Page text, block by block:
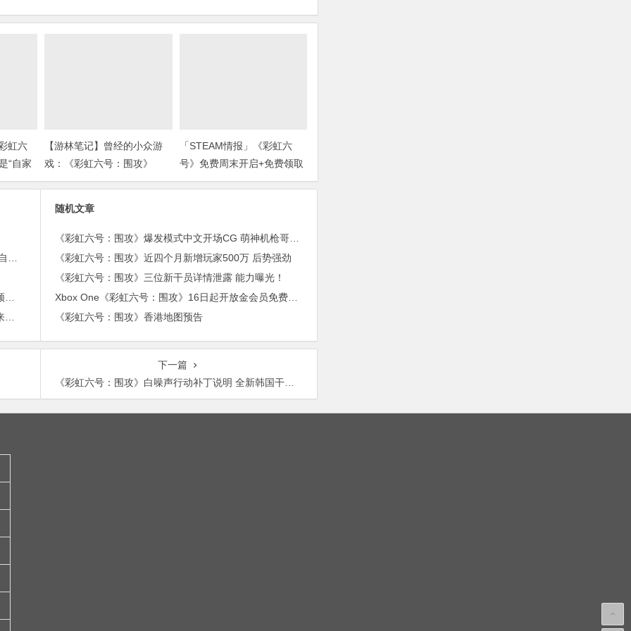
虹六
“自家
)
【游林笔记】曾经的小众游
戏：《彩虹六号：围攻》
「STEAM情报」《彩虹六
号》免费周末开启+免费领取
￥21沙盒扮演游戏+“墓地星
不是P226？| 其实《彩虹六号》波兰探员用的可是“自家武器！”(上期福利开奖)
「STEAM情报」《彩虹六号》免费周末开启+免费领取￥21沙盒扮演游戏+“墓地星露谷”今日上架
《彩虹六号：围攻》第四年季票上线，新干员疑似来自澳大利亚。
随机文章
《彩虹六号：围攻》爆发模式中文开场CG 萌神机枪哥大战僵尸
《彩虹六号：围攻》近四个月新增玩家500万 后势强劲
《彩虹六号：围攻》三位新干员详情泄露 能力曝光！
Xbox One《彩虹六号：围攻》16日起开放金会员免费体验 同期开启4折优惠促销
《彩虹六号：围攻》香港地图预告
下一篇
《彩虹六号：围攻》白噪声行动补丁说明 全新韩国干员亮相